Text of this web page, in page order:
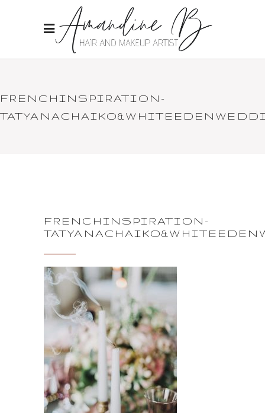
FRENCHINSPIRATION-
FRENCHINSPIRATION-